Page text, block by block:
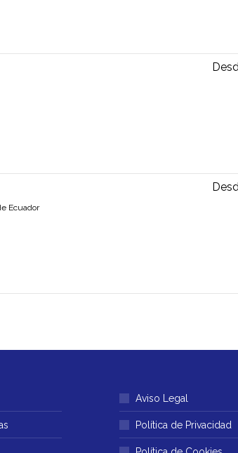
Ecuador
Aviso Legal
Política de Privacidad